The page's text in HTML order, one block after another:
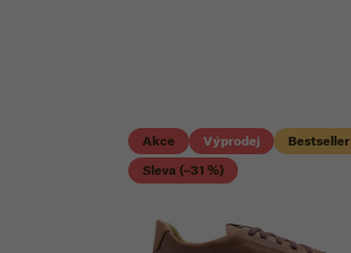
Akce Výprodej
Bestseller
Sleva (–31 %)